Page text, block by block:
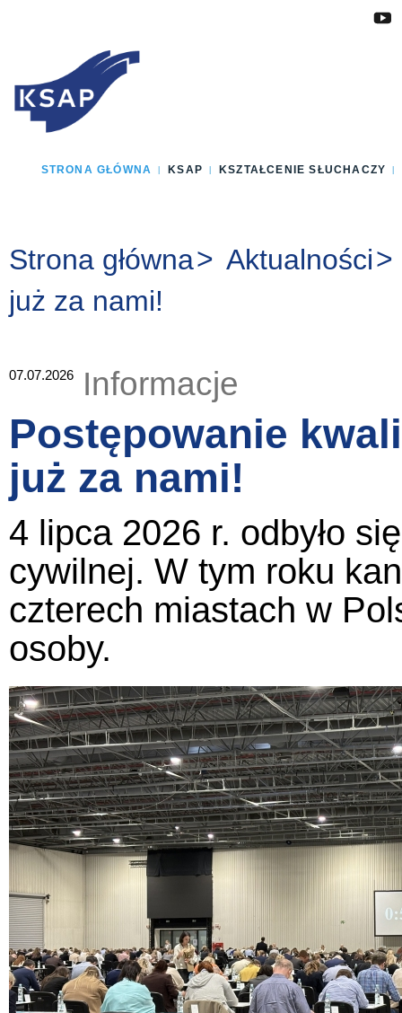
STRONA GŁÓWNA KSAP KSZTAŁCENIE SŁUCHACZY
Jesteś tutaj:
Strona główna
Aktualności
już za nami!
07.07.2026 Informacje
Postępowanie
już za nami!
4 lipca 2026 r. odbyło
cywilnej. W tym roku
czterech miastach w
osoby.